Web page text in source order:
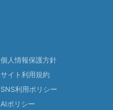
個人情報保護方針
サイト利用規約
SNS利用ポリシー
AIポリシー